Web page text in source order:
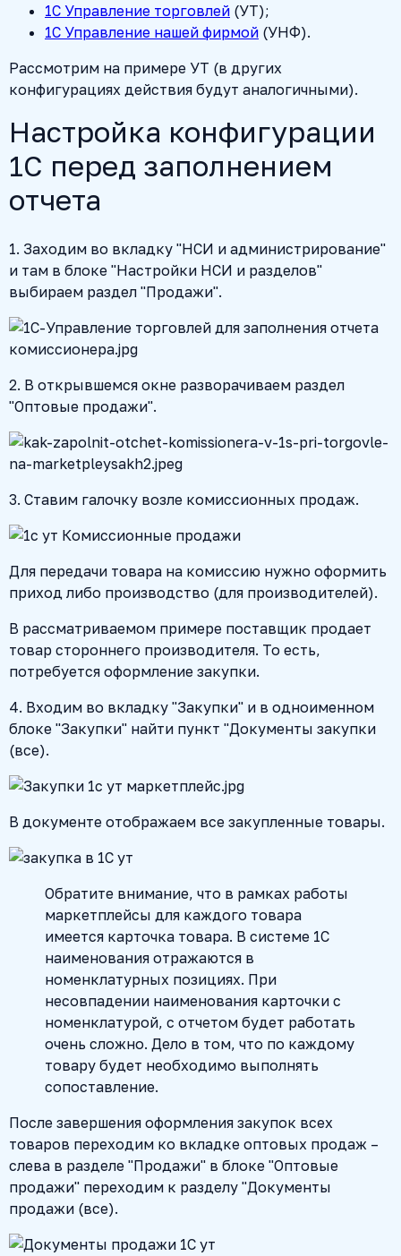
1С Управление торговлей (УТ);
1С Управление нашей фирмой (УНФ).
Рассмотрим на примере УТ (в других
конфигурациях действия будут аналогичными).
Настройка конфигурации
1С перед заполнением
отчета
1. Заходим во вкладку "НСИ и администрирование"
и там в блоке "Настройки НСИ и разделов"
выбираем раздел "Продажи".
2. В открывшемся окне разворачиваем раздел
"Оптовые продажи".
3. Ставим галочку возле комиссионных продаж.
Для передачи товара на комиссию нужно оформить
приход либо производство (для производителей).
В рассматриваемом примере поставщик продает
товар стороннего производителя. То есть,
потребуется оформление закупки.
4. Входим во вкладку "Закупки" и в одноименном
блоке "Закупки" найти пункт "Документы закупки
(все).
В документе отображаем все закупленные товары.
Обратите внимание, что в рамках работы
маркетплейсы для каждого товара
имеется карточка товара. В системе 1С
наименования отражаются в
номенклатурных позициях. При
несовпадении наименования карточки с
номенклатурой, с отчетом будет работать
очень сложно. Дело в том, что по каждому
товару будет необходимо выполнять
сопоставление.
После завершения оформления закупок всех
товаров переходим ко вкладке оптовых продаж –
слева в разделе "Продажи" в блоке "Оптовые
продажи" переходим к разделу "Документы
продажи (все).